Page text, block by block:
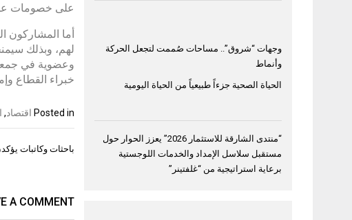
على خصومات
أما المشاركون
لهم، وبذلك
وعضوية في
خبراء القطاع
Posted in اقتصاد,
تصفّح
باحثات وكاتبات
A COMMENT
وجهات “شروق”.. مساحات صُممت لتجعل الحركة
وأنماط
الحياة الصحية جزءاً طبيعياً من الحياة اليومية
“منتدى الشارقة للاستثمار 2026” يعزز الحوار حول
مستقبل سلاسل الإمداد والخدمات اللوجستية
برعاية استراتيجية من “غلفتينر”